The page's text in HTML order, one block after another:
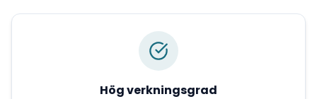
Hög verkningsgrad